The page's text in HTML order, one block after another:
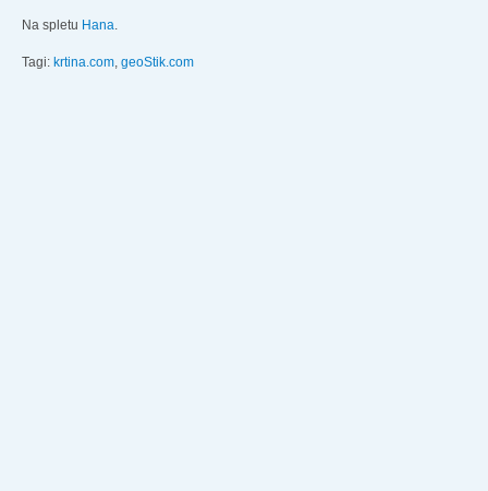
Na spletu Hana.
Tagi: krtina.com, geoStik.com